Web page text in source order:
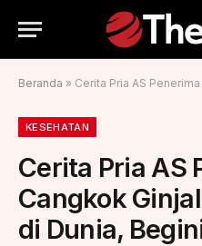
Beranda » Cerita Pria AS Penerima Cangkok
KESEHATAN
Cerita Pria AS
Cangkok
di Dunia,